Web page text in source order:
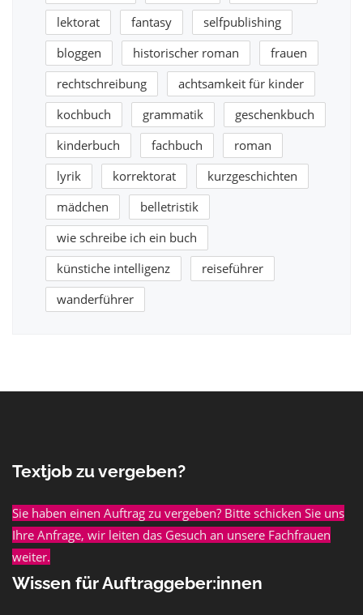
lektorat
fantasy
selfpublishing
bloggen
historischer roman
frauen
rechtschreibung
achtsamkeit für kinder
kochbuch
grammatik
geschenkbuch
kinderbuch
fachbuch
roman
lyrik
korrektorat
kurzgeschichten
mädchen
belletristik
wie schreibe ich ein buch
künstiche intelligenz
reiseführer
wanderführer
Textjob zu vergeben?
Sie haben einen Auftrag zu vergeben? Bitte schicken Sie uns
Ihre Anfrage, wir leiten das Gesuch an unsere Fachfrauen
weiter.
Wissen für Auftraggeber:innen